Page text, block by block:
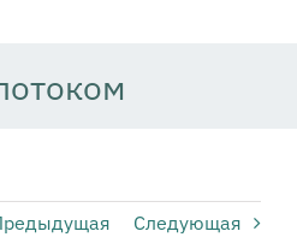
Следующая